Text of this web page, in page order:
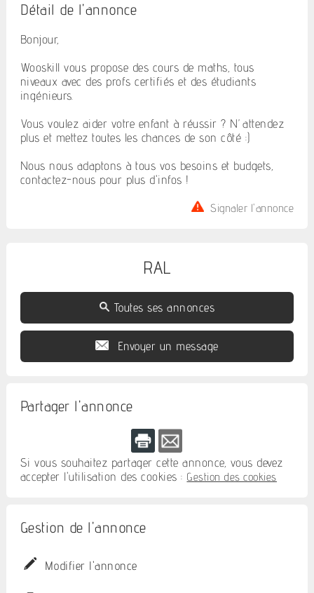
Détail de l'annonce
Bonjour,
Wooskill vous propose des cours de maths, tous
niveaux avec des profs certifiés et des étudiants
ingénieurs.
Vous voulez aider votre enfant à réussir ? N’attendez
plus et mettez toutes les chances de son côté :)
Nous nous adaptons à tous vos besoins et budgets,
contactez-nous pour plus d'infos !
Signaler l'annonce
RAL
Toutes ses annonces
Envoyer un message
Partager l'annonce
Si vous souhaitez partager cette annonce, vous devez
accepter l'utilisation des cookies : Gestion des cookies
Gestion de l'annonce
Modifier l'annonce